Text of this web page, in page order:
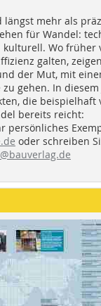
mehr als
für Wandel:
Wo früher
galten,
der Mut, mit
gehen. In diesem
die beispielhaft
bereits reicht:
persönliches
oder schreiben